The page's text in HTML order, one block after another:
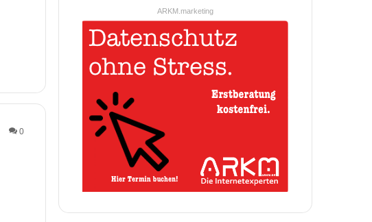
0
ARKM.marketing